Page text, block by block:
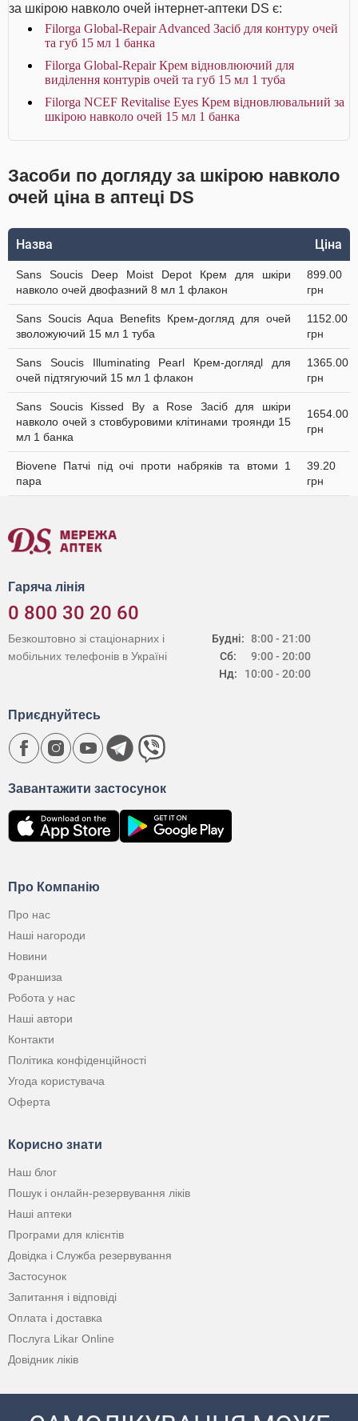
за шкірою навколо очей інтернет-аптеки DS є:
Filorga Global-Repair Advanced Засіб для контуру очей
та губ 15 мл 1 банка
Filorga Global-Repair Крем відновлюючий для
виділення контурів очей та губ 15 мл 1 туба
Filorga NCEF Revitalise Eyes Крем відновлювальний за
шкірою навколо очей 15 мл 1 банка
Засоби по догляду за шкірою навколо
очей ціна в аптеці DS
Назва Ціна
Sans Soucis Deep Moist Depot Крем для шкіри
навколо очей двофазний 8 мл 1 флакон
899.00
грн
Sans Soucis Aqua Benefits Крем-догляд для очей
зволожуючий 15 мл 1 туба
1152.00
грн
Sans Soucis Illuminating Pearl Крем-доглядl для
очей підтягуючий 15 мл 1 флакон
1365.00
грн
Sans Soucis Kissed By a Rose Засіб для шкіри
навколо очей з стовбуровими клітинами троянди 15
мл 1 банка
1654.00
грн
Biovene Патчі під очі проти набряків та втоми 1
пара
39.20
грн
Гаряча лінія
0 800 30 20 60
Будні:
Сб:
Нд:
8:00 - 21:00
9:00 - 20:00
10:00 - 20:00
Безкоштовно зі стаціонарних і
мобільних телефонів в Україні
Про Компанію
Про нас
Наші нагороди
Новини
Франшиза
Робота у нас
Наші автори
Контакти
Політика конфіденційності
Угода користувача
Оферта
Корисно знати
Наш блог
Пошук і онлайн-резервування ліків
Наші аптеки
Програми для клієнтів
Довідка і Служба резервування
Застосунок
Запитання і відповіді
Оплата і доставка
Послуга Likar Online
Довідник ліків
Завантажити застосунок
Приєднуйтесь